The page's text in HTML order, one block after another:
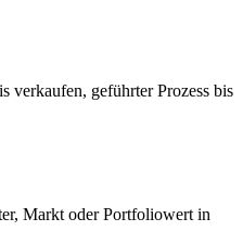
verkaufen, geführter Prozess bis
Markt oder Portfoliowert in